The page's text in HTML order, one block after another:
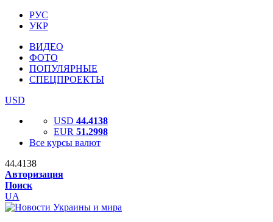
РУС
УКР
ВИДЕО
ФОТО
ПОПУЛЯРНЫЕ
СПЕЦПРОЕКТЫ
USD
USD 44.4138
EUR 51.2998
Все курсы валют
44.4138
Авторизация
Поиск
UA